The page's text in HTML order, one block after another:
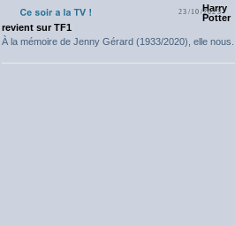
23/10/2023
Harry
Potter
revient sur TF1
À la mémoire de Jenny Gérard (1933/2020), elle nous...